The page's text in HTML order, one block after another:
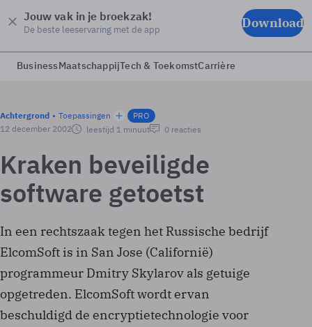
Jouw vak in je broekzak!
De beste leeservaring met de app Download
BusinessMaatschappijTech & ToekomstCarrière
Achtergrond Toepassingen
PRO
12 december 2002
leestijd 1 minuut 0 reacties
Kraken beveiligde
software getoetst
In een rechtszaak tegen het Russische bedrijf
ElcomSoft is in San Jose (Californië)
programmeur Dmitry Skylarov als getuige
opgetreden. ElcomSoft wordt ervan
beschuldigd de encryptietechnologie voor